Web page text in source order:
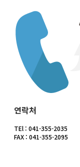
연락처
TEl : 041-355-2035
FAX : 041-355-2095